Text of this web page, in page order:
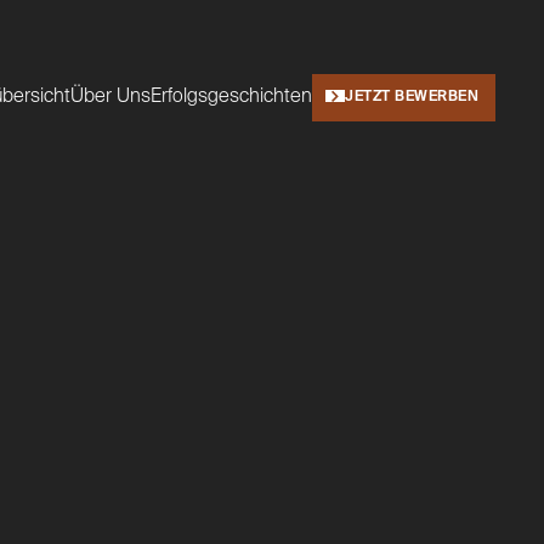
Über UnsErfolgsgeschichten JETZT BEWERBEN